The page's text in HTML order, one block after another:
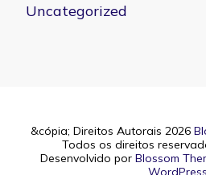
Uncategorized
&cópia; Direitos Autorais 2026
Todos os direitos
Desenvolvido por Blossom
WordPress